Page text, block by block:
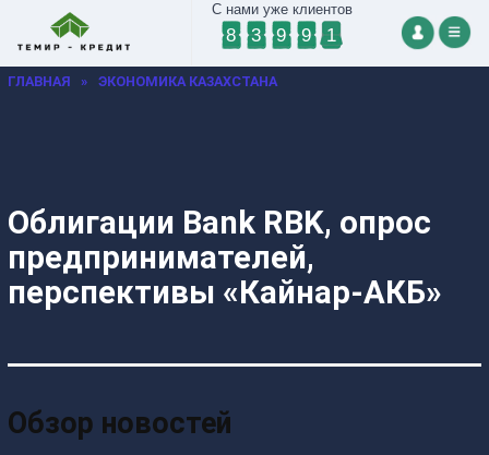
С нами уже клиентов
8 3 9 9 1
ГЛАВНАЯ » ЭКОНОМИКА КАЗАХСТАНА
Облигации Bank RBK, опрос
предпринимателей,
перспективы «Кайнар-АКБ»
Обзор новостей